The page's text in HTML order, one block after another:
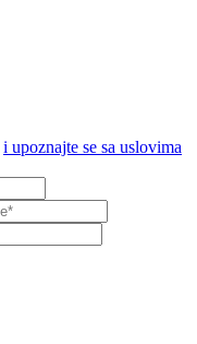
i upoznajte se sa uslovima